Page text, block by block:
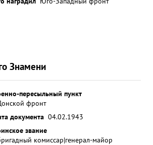
Знамени
пересыльный пункт
фронт
документа 04.02.1943
звание
комиссар|генерал-майор